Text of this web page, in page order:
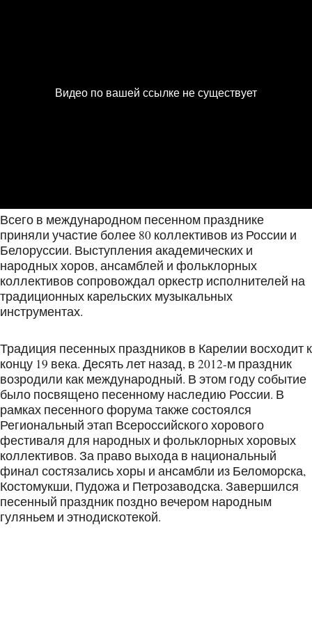
Всего в международном песенном празднике
приняли участие более 80 коллективов из России и
Белоруссии. Выступления академических и
народных хоров, ансамблей и фольклорных
коллективов сопровождал оркестр исполнителей на
традиционных карельских музыкальных
инструментах.
Традиция песенных праздников в Карелии восходит к
концу 19 века. Десять лет назад, в 2012-м праздник
возродили как международный. В этом году событие
было посвящено песенному наследию России. В
рамках песенного форума также состоялся
Региональный этап Всероссийского хорового
фестиваля для народных и фольклорных хоровых
коллективов. За право выхода в национальный
финал состязались хоры и ансамбли из Беломорска,
Костомукши, Пудожа и Петрозаводска. Завершился
песенный праздник поздно вечером народным
гуляньем и этнодискотекой.